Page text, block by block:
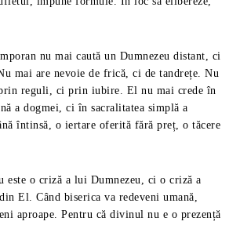
nu mai caută un Dumnezeu distant, ci
mai are nevoie de frică, ci de tandrețe. Nu
reguli, ci prin iubire. El nu mai crede în
a dogmei, ci în sacralitatea simplă a
întinsă, o iertare oferită fără preț, o tăcere
o criză a lui Dumnezeu, ci o criză a
El. Când biserica va redeveni umană,
aproape. Pentru că divinul nu e o prezență